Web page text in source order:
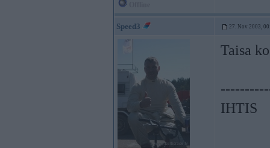
Speed3 27. Nov 2003,
Taisa
IHTIS